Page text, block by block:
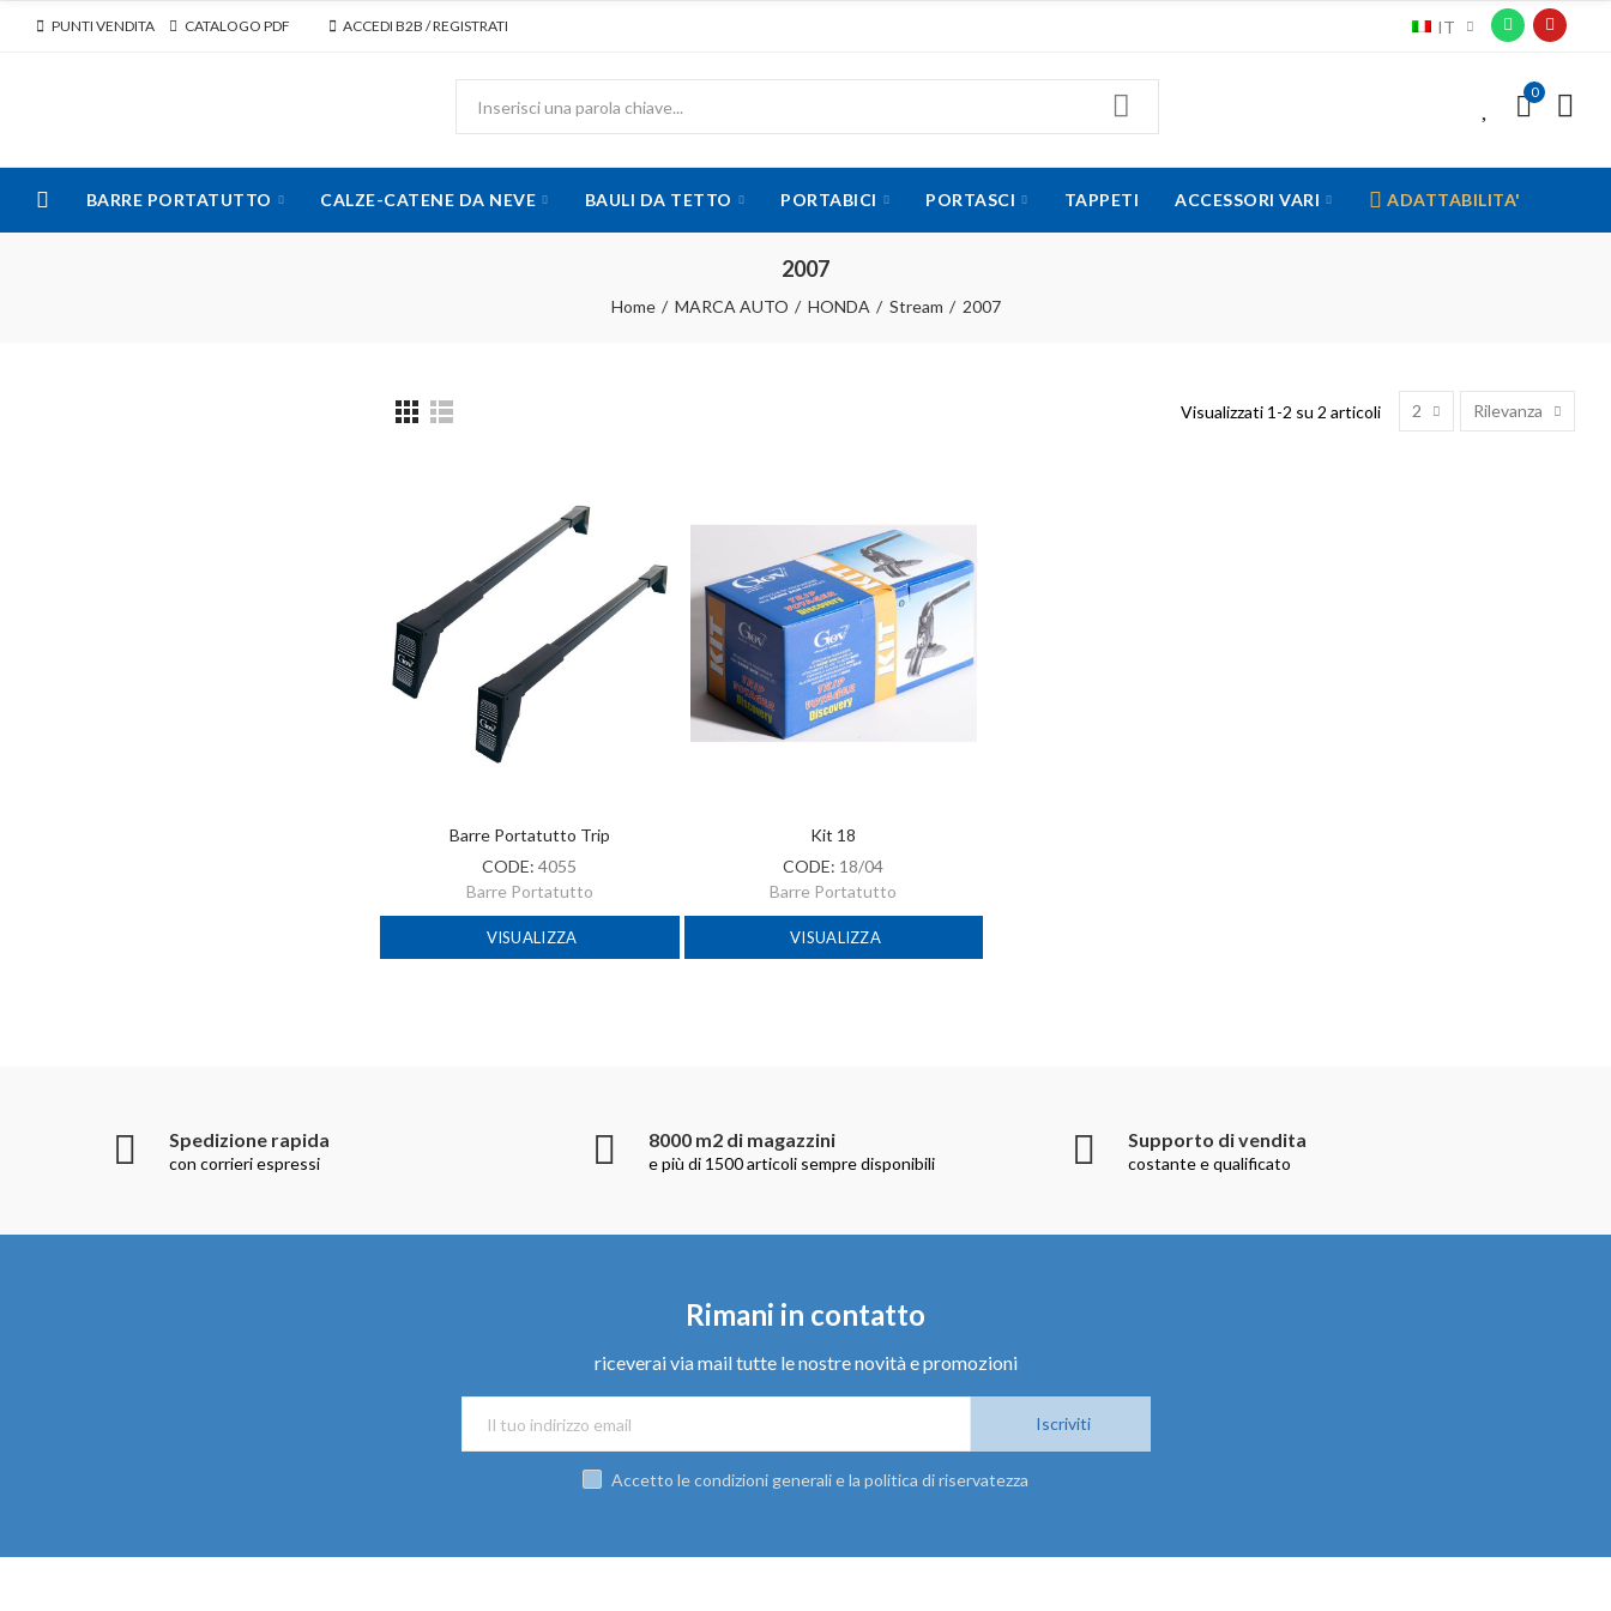
PUNTI VENDITA CATALOGO PDF ACCEDI B2B / REGISTRATI IT
0
BARRE PORTATUTTO CALZE-CATENE DA NEVE BAULI DA TETTO PORTABICI PORTASCI TAPPETI ACCESSORI VARI ADATTABILITA'
2007
Home MARCA AUTO HONDA Stream 2007
Visualizzati 1-2 su 2 articoli 2 Rilevanza
Barre Portatutto Trip
CODE:4055
Barre Portatutto
VISUALIZZA
Kit 18
CODE: 18/04
Barre Portatutto
VISUALIZZA
Spedizione rapida
con corrieri espressi
8000 m2 di magazzini
e più di 1500 articoli sempre disponibili
Supporto di vendita
costante e qualificato
Rimani in contatto
riceverai via mail tutte le nostre novità e promozioni
Iscriviti
Accetto le condizioni generali e la politica di riservatezza